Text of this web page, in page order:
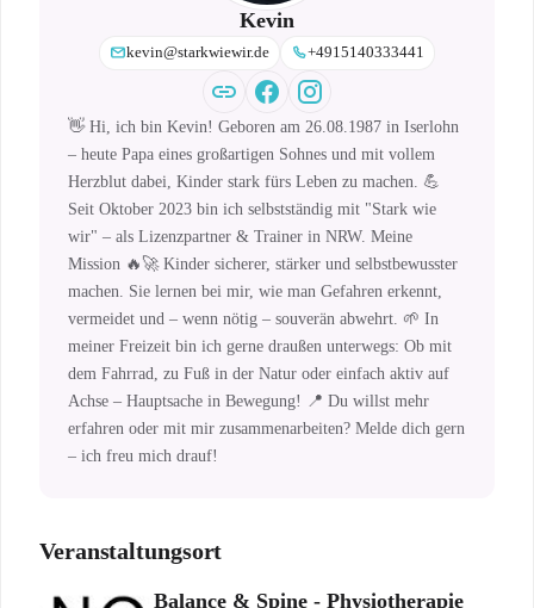
Kevin
kevin@starkwiewir.de +4915140333441
👋 Hi, ich bin Kevin! Geboren am 26.08.1987 in Iserlohn
– heute Papa eines großartigen Sohnes und mit vollem
Herzblut dabei, Kinder stark fürs Leben zu machen. 💪
Seit Oktober 2023 bin ich selbstständig mit "Stark wie
wir" – als Lizenzpartner & Trainer in NRW. Meine
Mission 🔥🚀 Kinder sicherer, stärker und selbstbewusster
machen. Sie lernen bei mir, wie man Gefahren erkennt,
vermeidet und – wenn nötig – souverän abwehrt. 🌱 In
meiner Freizeit bin ich gerne draußen unterwegs: Ob mit
dem Fahrrad, zu Fuß in der Natur oder einfach aktiv auf
Achse – Hauptsache in Bewegung! 📍 Du willst mehr
erfahren oder mit mir zusammenarbeiten? Melde dich gern
– ich freu mich drauf!
Veranstaltungsort
Balance & Spine - Physiotherapie